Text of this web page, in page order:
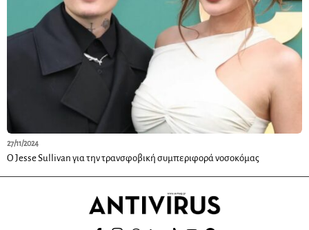
27/11/2024
Ο Jesse Sullivan για την τρανσφοβική συμπεριφορά νοσοκόμας